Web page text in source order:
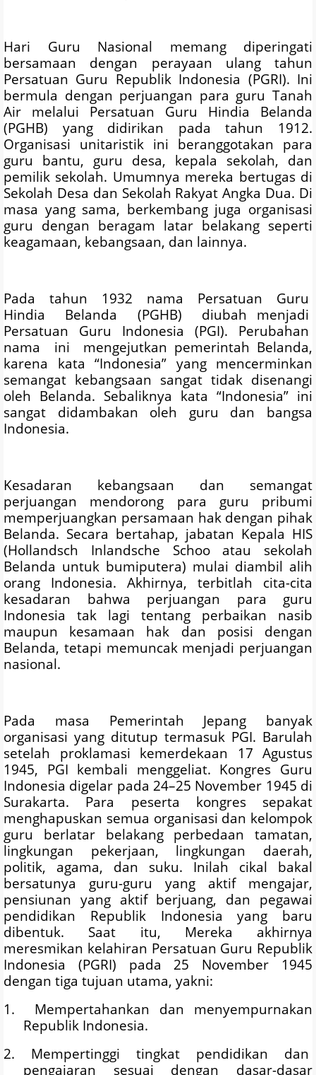
Hari Guru Nasional memang diperingati
bersamaan dengan perayaan ulang tahun
Persatuan Guru Republik Indonesia (PGRI). Ini
bermula dengan perjuangan para guru Tanah
Air melalui Persatuan Guru Hindia Belanda
(PGHB) yang didirikan pada tahun 1912.
Organisasi unitaristik ini beranggotakan para
guru bantu, guru desa, kepala sekolah, dan
pemilik sekolah. Umumnya mereka bertugas di
Sekolah Desa dan Sekolah Rakyat Angka Dua. Di
masa yang sama, berkembang juga organisasi
guru dengan beragam latar belakang seperti
keagamaan, kebangsaan, dan lainnya.
Pada tahun 1932 nama Persatuan Guru
Hindia Belanda (PGHB) diubah menjadi
Persatuan Guru Indonesia (PGI). Perubahan
nama ini mengejutkan pemerintah Belanda,
karena kata “Indonesia” yang mencerminkan
semangat kebangsaan sangat tidak disenangi
oleh Belanda. Sebaliknya kata “Indonesia” ini
sangat didambakan oleh guru dan bangsa
Indonesia.
Kesadaran kebangsaan dan semangat
perjuangan mendorong para guru pribumi
memperjuangkan persamaan hak dengan pihak
Belanda. Secara bertahap, jabatan Kepala HIS
(Hollandsch Inlandsche Schoo atau sekolah
Belanda untuk bumiputera) mulai diambil alih
orang Indonesia. Akhirnya, terbitlah cita-cita
kesadaran bahwa perjuangan para guru
Indonesia tak lagi tentang perbaikan nasib
maupun kesamaan hak dan posisi dengan
Belanda, tetapi memuncak menjadi perjuangan
nasional.
Pada masa Pemerintah Jepang banyak
organisasi yang ditutup termasuk PGI. Barulah
setelah proklamasi kemerdekaan 17 Agustus
1945, PGI kembali menggeliat. Kongres Guru
Indonesia digelar pada 24–25 November 1945 di
Surakarta. Para peserta kongres sepakat
menghapuskan semua organisasi dan kelompok
guru berlatar belakang perbedaan tamatan,
lingkungan pekerjaan, lingkungan daerah,
politik, agama, dan suku. Inilah cikal bakal
bersatunya guru-guru yang aktif mengajar,
pensiunan yang aktif berjuang, dan pegawai
pendidikan Republik Indonesia yang baru
dibentuk. Saat itu, Mereka akhirnya
meresmikan kelahiran Persatuan Guru Republik
Indonesia (PGRI) pada 25 November 1945
dengan tiga tujuan utama, yakni:
1. Mempertahankan dan menyempurnakan
Republik Indonesia.
2. Mempertinggi tingkat pendidikan dan
pengajaran sesuai dengan dasar-dasar